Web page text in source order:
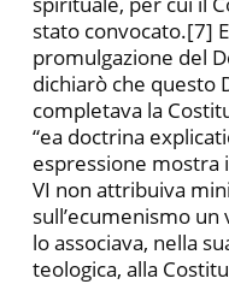
stato convocato.[7]
promulgazione del
dichiarò che questo
completava la
“ea doctrina
espressione mostra
VI non attribuiva
sull’ecumenismo
lo associava, nella
teologica, alla